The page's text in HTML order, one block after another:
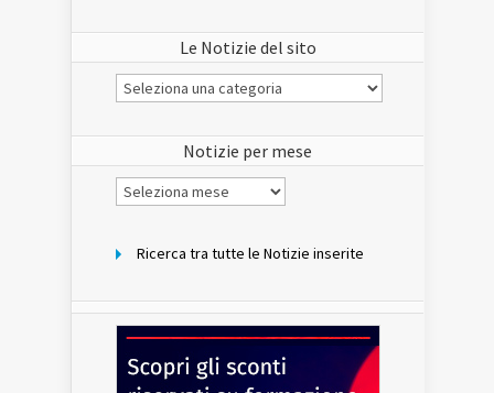
Le Notizie del sito
Le
Notizie
Notizie per mese
Notizie
per
Ricerca tra tutte le Notizie inserite